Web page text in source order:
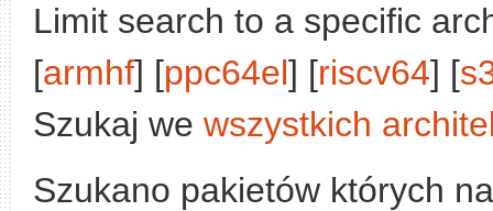
Limit search to a specific
[armhf] [ppc64el] [riscv64] [
Szukaj we wszystkich
Szukano pakietów których